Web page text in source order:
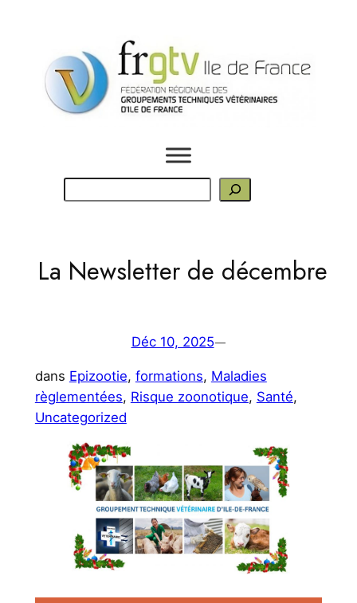
contenu
r
La Newsletter de décembre
Déc 10, 2025—
dans Epizootie, formations, Maladies
règlementées, Risque zoonotique, Santé
Uncategorized